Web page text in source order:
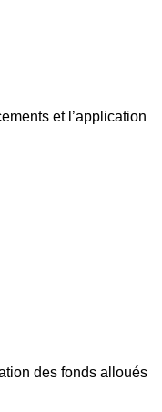
et l’application
des fonds alloués